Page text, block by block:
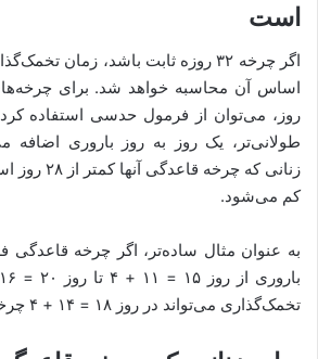
است
اگر چرخه ۳۲ روزه ثابت باشد، زمان
روز، می‌توان از فرمول حدسی استفاده
طولانی‌تر، یک روز به روز باروری
کم می‌شود.
تخمک‌گذاری می‌تواند در روز ۱۸ = ۱۴ + ۴ چرخه قرار گیرد.